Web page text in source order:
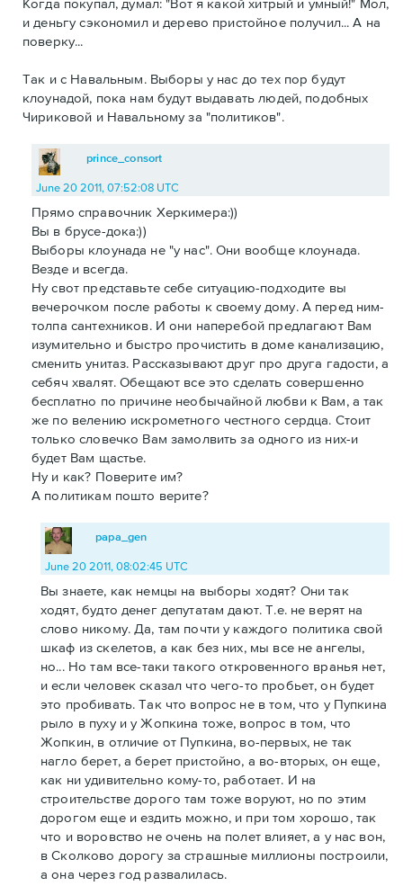
Когда покупал, думал: "Вот я какой хитрый и умный!" Мол,
и деньгу сэкономил и дерево пристойное получил... А на
поверку...
Так и с Навальным. Выборы у нас до тех пор будут
клоунадой, пока нам будут выдавать людей, подобных
Чириковой и Навальному за "политиков".
prince_consort
June 20 2011, 07:52:08 UTC
Прямо справочник Херкимера:))
Вы в брусе-дока:))
Выборы клоунада не "у нас". Они вообще клоунада.
Везде и всегда.
Ну свот представьте себе ситуацию-подходите вы
вечерочком после работы к своему дому. А перед ним-
толпа сантехников. И они наперебой предлагают Вам
изумительно и быстро прочистить в доме канализацию,
сменить унитаз. Рассказывают друг про друга гадости, а
себяч хвалят. Обещают все это сделать совершенно
бесплатно по причине необычайной любви к Вам, а так
же по велению искрометного честного сердца. Стоит
только словечко Вам замолвить за одного из них-и
будет Вам щастье.
Ну и как? Поверите им?
А политикам пошто верите?
papa_gen
June 20 2011, 08:02:45 UTC
Вы знаете, как немцы на выборы ходят? Они так
ходят, будто денег депутатам дают. Т.е. не верят на
слово никому. Да, там почти у каждого политика свой
шкаф из скелетов, а как без них, мы все не ангелы,
но... Но там все-таки такого откровенного вранья нет,
и если человек сказал что чего-то пробьет, он будет
это пробивать. Так что вопрос не в том, что у Пупкина
рыло в пуху и у Жопкина тоже, вопрос в том, что
Жопкин, в отличие от Пупкина, во-первых, не так
нагло берет, а берет пристойно, а во-вторых, он еще,
как ни удивительно кому-то, работает. И на
строительстве дорого там тоже воруют, но по этим
дорогом еще и ездить можно, и при том хорошо, так
что и воровство не очень на полет влияет, а у нас вон,
в Сколково дорогу за страшные миллионы построили,
а она через год развалилась.